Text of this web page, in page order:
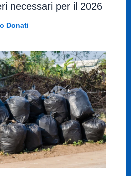
necessari per il 2026
Donati